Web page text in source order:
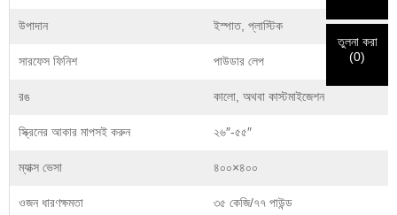
উপাদান ইস্পাত, প্লাস্টিক
সারফেস ফিনিশ পাউডার লেপ
রঙ কালো, অথবা কাস্টমাইজেশন
স্ক্রিনের আকার মাপসই করুন ২৬″-৫৫″
ম্যাক্স ভেসা ৪০০×৪০০
ওজন ধারণক্ষমতা ৩৫ কেজি/৭৭ পাউন্ড
ভুল তথ্য পাঠানোর সময়
জমা দিন
আপনার পরিচয় যাচাই করা হলে, আপনি একটি ই-মেইল বিজ্ঞপ্তি পাবেন।
তুলনা করা
(0)